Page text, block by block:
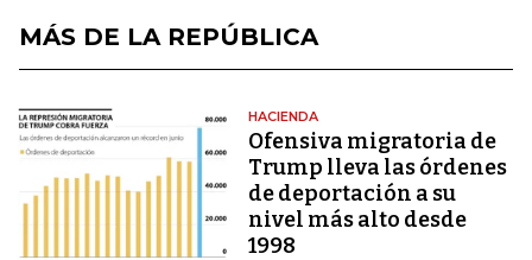
MÁS DE LA REPÚBLICA
HACIENDA
Ofensiva migratoria de
Trump lleva las órdenes
de deportación a su
nivel más alto desde
1998